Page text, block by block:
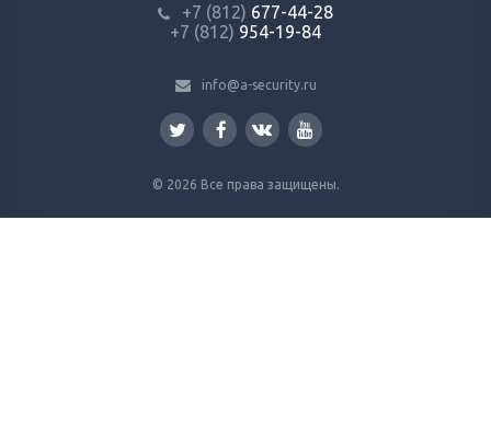
+7 (812) 677-44-28
+7 (812) 954-19-84
info@a-security.ru
© 2026 Все права защищены.